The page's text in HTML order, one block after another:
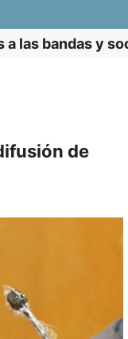
las bandas y
de